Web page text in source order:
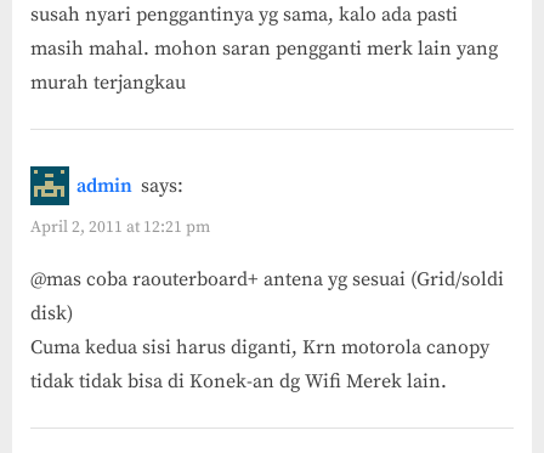
susah nyari penggantinya yg sama, kalo ada pasti
masih mahal. mohon saran pengganti merk lain yang
murah terjangkau
admin says:
April 2, 2011 at 12:21 pm
@mas coba raouterboard+ antena yg sesuai (Grid/soldi
disk)
Cuma kedua sisi harus diganti, Krn motorola canopy
tidak tidak bisa di Konek-an dg Wifi Merek lain.